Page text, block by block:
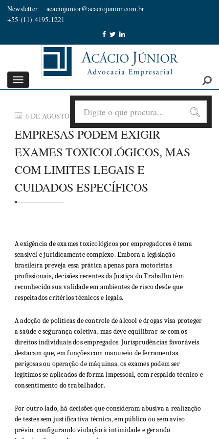
Newsletter
acaciojunior@acaciojunior.com.br
+55 (11) 4195.1221
Toggle
navigation
6 DE AGOSTO DE 2026
EMPRESAS PODEM EXIGIR
EXAMES TOXICOLÓGICOS, MAS
COM LIMITES LEGAIS E
CUIDADOS ESPECÍFICOS
A exigência de exames toxicológicos por empregadores é tema
sensível e juridicamente complexo. Embora a legislação
brasileira preveja essa prática apenas para motoristas
profissionais, decisões recentes da Justiça do Trabalho têm
reconhecido sua validade em ambientes de risco desde que
respeitados critérios técnicos e legais.
A adoção de políticas de controle de álcool e drogas visa proteger
a saúde e segurança coletiva, mas deve equilibrar-se com os
direitos individuais dos empregados. Jurisprudências favoráveis
destacam que, em funções com manuseio de ferramentas
perigosas ou operação de máquinas, os exames podem ser
legítimos se aplicados de forma impessoal, com respaldo técnico e
consentimento do trabalhador.
Por outro lado, há decisões que consideram abusiva a realização
de testes sem justificativa técnica, em público ou sem aviso
prévio, configurando violação à intimidade e gerando